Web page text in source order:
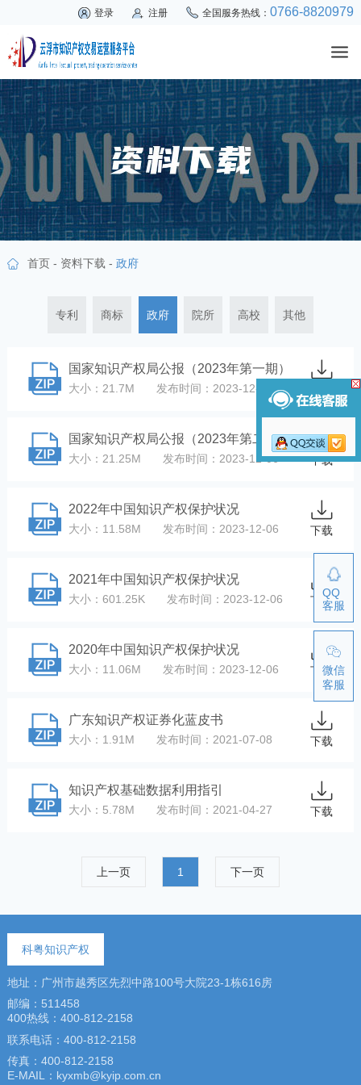
登录 注册 全国服务热线：0766-8820979
首页- 资料下载 - 政府
专利 商标 政府 院所 高校 其他
国家知识产权局公报（2023年第一期）
大小：21.7M 发布时间：2023-12-06
国家知识产权局公报（2023年第二期）
大小：21.25M 发布时间：2023-12-06 下载
2022年中国知识产权保护状况
大小：11.58M 发布时间：2023-12-06 下载
2021年中国知识产权保护状况
大小：601.25K 发布时间：2023-12-06 下载
2020年中国知识产权保护状况
大小：11.06M 发布时间：2023-12-06 下载
广东知识产权证券化蓝皮书
大小：1.91M 发布时间：2021-07-08 下载
知识产权基础数据利用指引
大小：5.78M 发布时间：2021-04-27 下载
上一页 1 下一页
科粤知识产权
地址：广州市越秀区先烈中路100号大院23-1栋616房
邮编：511458
400热线：400-812-2158
联系电话：400-812-2158
传真：400-812-2158
E-MAIL：kyxmb@kyip.com.cn
QQ
客服
微信
客服